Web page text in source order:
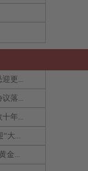
更...
落...
年...
“大...
金...